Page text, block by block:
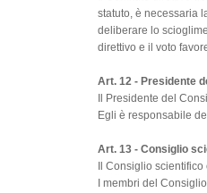
statuto, è necessaria
deliberare lo
direttivo e il voto
Art. 12 - Presidente
Il Presidente del
Egli è responsabile
Art. 13 - Consiglio
Il Consiglio
I membri del